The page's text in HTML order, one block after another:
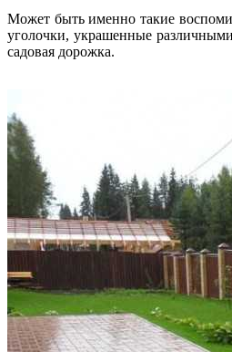
Может быть именно такие
уголочки, украшенные
садовая дорожка.